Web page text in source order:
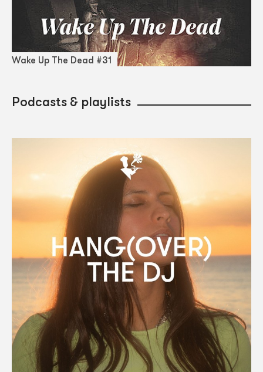
Wake Up The Dead #31
Podcasts & playlists